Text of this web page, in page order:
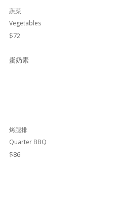
蔬菜
Vegetables
$72
蛋奶素
烤腿排
Quarter BBQ
$86